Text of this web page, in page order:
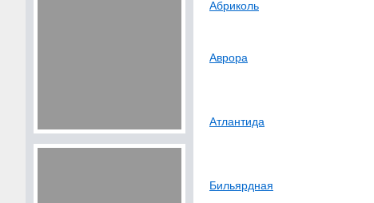
Абриколь
Аврора
Атлантида
Бильярдная